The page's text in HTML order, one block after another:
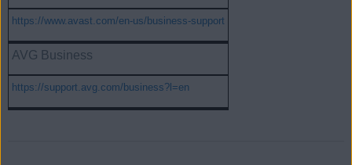
https://www.avast.com/en-us/business-support
AVG Business
https://support.avg.com/business?l=en